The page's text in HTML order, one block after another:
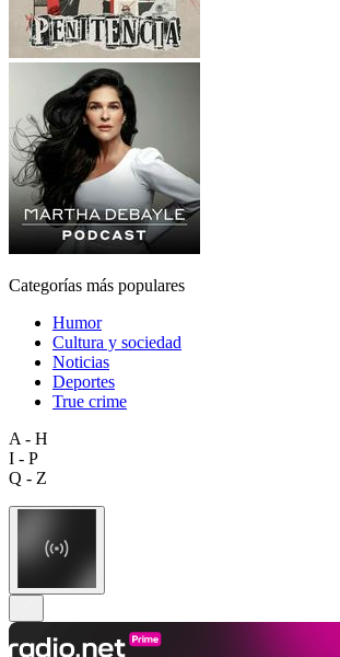
Categorías más populares
Humor
Cultura y sociedad
Noticias
Deportes
True crime
A - H
I - P
Q - Z